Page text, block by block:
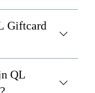
Giftcard
QL